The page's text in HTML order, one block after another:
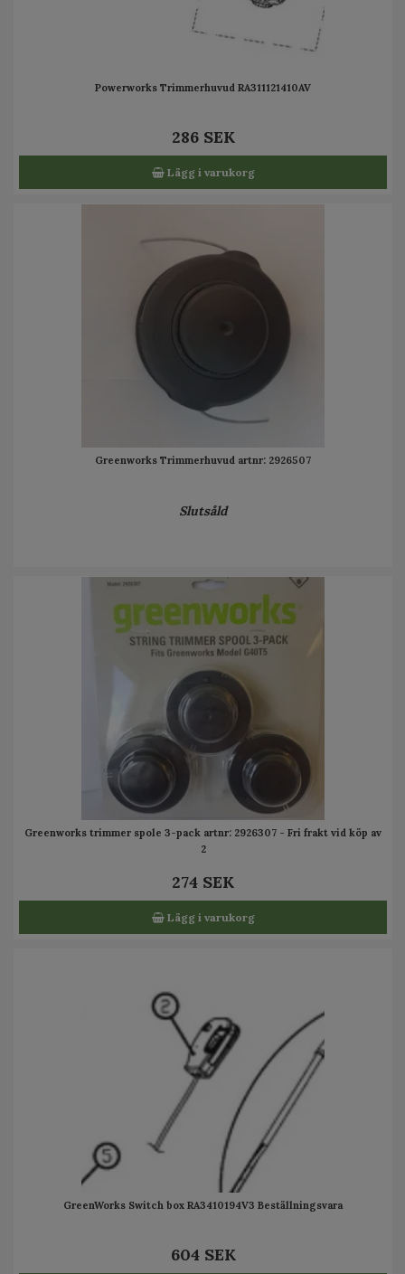
Powerworks Trimmerhuvud RA311121410AV
286 SEK
Lägg i varukorg
Greenworks Trimmerhuvud artnr: 2926507
Slutsåld
Greenworks trimmer spole 3-pack artnr: 2926307 - Fri frakt vid köp av
2
274 SEK
Lägg i varukorg
GreenWorks Switch box RA3410194V3 Beställningsvara
604 SEK